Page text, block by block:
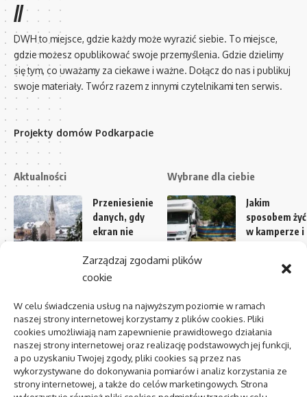
Zarządzaj zgodami plików
cookie
W celu świadczenia usług na najwyższym poziomie w ramach
naszej strony internetowej korzystamy z plików cookies. Pliki
cookies umożliwiają nam zapewnienie prawidłowego działania
naszej strony internetowej oraz realizację podstawowych jej funkcji,
a po uzyskaniu Twojej zgody, pliki cookies są przez nas
wykorzystywane do dokonywania pomiarów i analiz korzystania ze
strony internetowej, a także do celów marketingowych. Strona
//
DWH to miejsce, gdzie każdy może wyrazić siebie. To miejsce,
gdzie możesz opublikować swoje przemyślenia. Gdzie dzielimy
się tym, co uważamy za ciekawe i ważne. Dołącz do nas i publikuj
swoje materiały. Twórz razem z innymi czytelnikami ten serwis.
Projekty domów Podkarpacie
Aktualności
Przeniesienie
danych, gdy
ekran nie
dotyk
relations:
zastosowania
i
ograniczenia
Centrum
zdrowia
Wybrane dla ciebie
Jakim
sposobem żyć
w kamperze i
winieneś
gatunek
Wakacyjny
kamperem
– dlaczego